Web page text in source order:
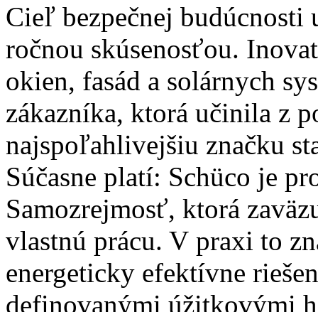
Cieľ bezpečnej budúcnosti
ročnou skúsenosťou.
okien, fasád a solárnych
zákazníka, ktorá učinila z
najspoľahlivejšiu značku
Súčasne platí: Schüco je
Samozrejmosť, ktorá
vlastnú prácu. V praxi to
energeticky efektívne
definovanými úžitkovými